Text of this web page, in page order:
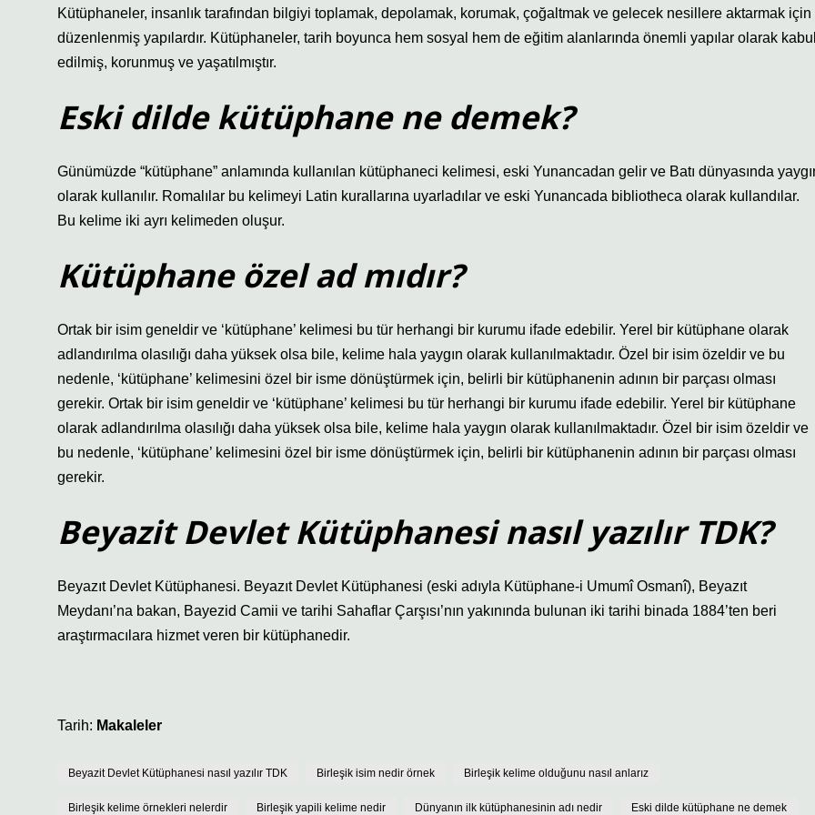
Kütüphaneler, insanlık tarafından bilgiyi toplamak, depolamak, korumak, çoğaltmak ve gelecek nesillere aktarmak için
düzenlenmiş yapılardır. Kütüphaneler, tarih boyunca hem sosyal hem de eğitim alanlarında önemli yapılar olarak
edilmiş, korunmuş ve yaşatılmıştır.
Eski dilde kütüphane ne demek?
Günümüzde “kütüphane” anlamında kullanılan kütüphaneci kelimesi, eski Yunancadan gelir ve Batı dünyasında
olarak kullanılır. Romalılar bu kelimeyi Latin kurallarına uyarladılar ve eski Yunancada bibliotheca olarak kullandılar.
Bu kelime iki ayrı kelimeden oluşur.
Kütüphane özel ad mıdır?
Ortak bir isim geneldir ve ‘kütüphane’ kelimesi bu tür herhangi bir kurumu ifade edebilir. Yerel bir kütüphane olarak
adlandırılma olasılığı daha yüksek olsa bile, kelime hala yaygın olarak kullanılmaktadır. Özel bir isim özeldir ve bu
nedenle, ‘kütüphane’ kelimesini özel bir isme dönüştürmek için, belirli bir kütüphanenin adının bir parçası olması
gerekir. Ortak bir isim geneldir ve ‘kütüphane’ kelimesi bu tür herhangi bir kurumu ifade edebilir. Yerel bir kütüphane
olarak adlandırılma olasılığı daha yüksek olsa bile, kelime hala yaygın olarak kullanılmaktadır. Özel bir isim özeldir ve
bu nedenle, ‘kütüphane’ kelimesini özel bir isme dönüştürmek için, belirli bir kütüphanenin adının bir parçası olması
gerekir.
Beyazit Devlet Kütüphanesi nasıl yazılır TDK?
Beyazıt Devlet Kütüphanesi. Beyazıt Devlet Kütüphanesi (eski adıyla Kütüphane-i Umumî Osmanî), Beyazıt
Meydanı’na bakan, Bayezid Camii ve tarihi Sahaflar Çarşısı’nın yakınında bulunan iki tarihi binada 1884’ten beri
araştırmacılara hizmet veren bir kütüphanedir.
Tarih: Makaleler
Beyazit Devlet Kütüphanesi nasıl yazılır TDK Birleşik isim nedir örnek Birleşik kelime olduğunu nasıl anlarız
Birleşik kelime örnekleri nelerdir Birleşik yapili kelime nedir Dünyanın ilk kütüphanesinin adı nedir Eski dilde kütüphane ne demek